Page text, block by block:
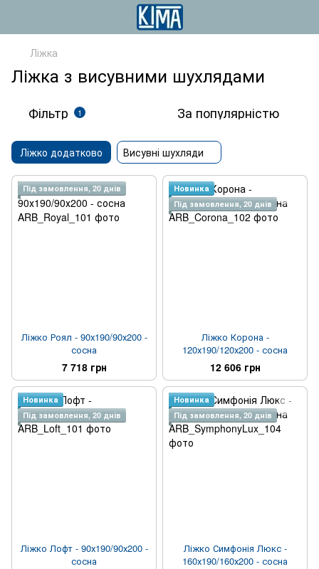
Ліжка
Ліжка з висувними шухлядами
Фільтр 1 За популярністю
Ліжко додатково Висувні шухляди
Під замовлення, 20 днів
Ліжко Роял - 90х190/90х200 -
сосна
7 718 грн
Новинка
Під замовлення, 20 днів
Ліжко Корона -
120х190/120х200 - сосна
12 606 грн
Новинка
Під замовлення, 20 днів
Ліжко Лофт - 90х190/90х200 -
сосна
Новинка
Під замовлення, 20 днів
Ліжко Симфонія Люкс -
160х190/160х200 - сосна